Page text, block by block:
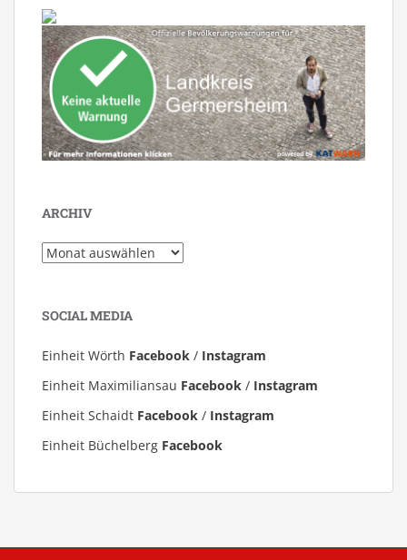
ARCHIV
Archiv
SOCIAL MEDIA
Einheit Wörth Facebook / Instagram
Einheit Maximiliansau Facebook / Instagram
Einheit Schaidt Facebook / Instagram
Einheit Büchelberg Facebook